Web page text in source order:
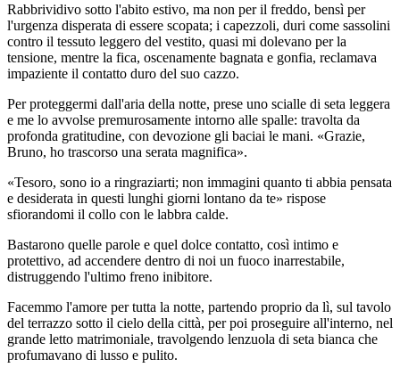
Rabbrividivo sotto l'abito estivo, ma non per il freddo, bensì per
l'urgenza disperata di essere scopata; i capezzoli, duri come sassolini
contro il tessuto leggero del vestito, quasi mi dolevano per la
tensione, mentre la fica, oscenamente bagnata e gonfia, reclamava
impaziente il contatto duro del suo cazzo.
Per proteggermi dall'aria della notte, prese uno scialle di seta leggera
e me lo avvolse premurosamente intorno alle spalle: travolta da
profonda gratitudine, con devozione gli baciai le mani. «Grazie,
Bruno, ho trascorso una serata magnifica».
«Tesoro, sono io a ringraziarti; non immagini quanto ti abbia pensata
e desiderata in questi lunghi giorni lontano da te» rispose
sfiorandomi il collo con le labbra calde.
Bastarono quelle parole e quel dolce contatto, così intimo e
protettivo, ad accendere dentro di noi un fuoco inarrestabile,
distruggendo l'ultimo freno inibitore.
Facemmo l'amore per tutta la notte, partendo proprio da lì, sul tavolo
del terrazzo sotto il cielo della città, per poi proseguire all'interno, nel
grande letto matrimoniale, travolgendo lenzuola di seta bianca che
profumavano di lusso e pulito.